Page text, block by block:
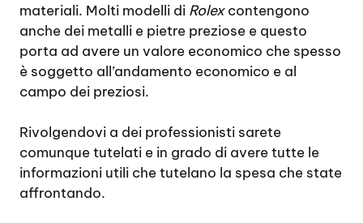
materiali. Molti modelli di Rolexcontengono
anche dei metalli e pietre preziose e questo
porta ad avere un valore economico che spesso
è soggetto all’andamento economico e al
campo dei preziosi.
Rivolgendovi a dei professionisti sarete
comunque tutelati e in grado di avere tutte le
informazioni utili che tutelano la spesa che state
affrontando.